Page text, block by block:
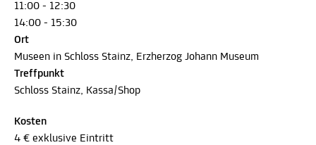
11:00 - 12:30
14:00 - 15:30
Ort
Museen in Schloss Stainz, Erzherzog Johann Museum
Treffpunkt
Schloss Stainz, Kassa/Shop
Kosten
4 € exklusive Eintritt